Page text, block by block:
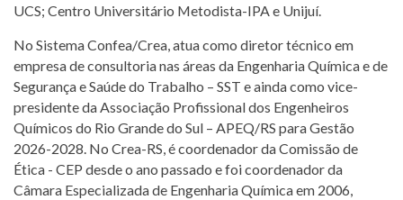
UCS; Centro Universitário Metodista-IPA e Unijuí.
No Sistema Confea/Crea, atua como diretor técnico em
empresa de consultoria nas áreas da Engenharia Química e de
Segurança e Saúde do Trabalho – SST e ainda como vice-
presidente da Associação Profissional dos Engenheiros
Químicos do Rio Grande do Sul – APEQ/RS para Gestão
2026-2028. No Crea-RS, é coordenador da Comissão de
Ética - CEP desde o ano passado e foi coordenador da
Câmara Especializada de Engenharia Química em 2006,